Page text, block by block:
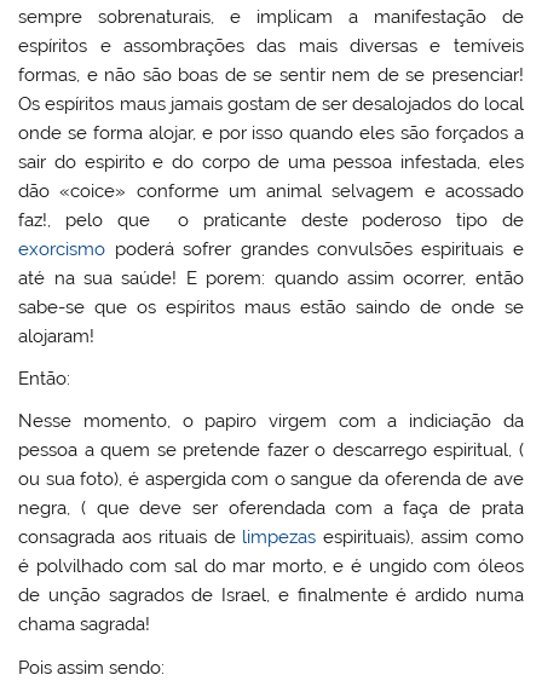
sempre sobrenaturais, e implicam a manifestação de
espíritos e assombrações das mais diversas e temíveis
formas, e não são boas de se sentir nem de se presenciar!
Os espíritos maus jamais gostam de ser desalojados do local
onde se forma alojar, e por isso quando eles são forçados a
sair do espirito e do corpo de uma pessoa infestada, eles
dão «coice» conforme um animal selvagem e acossado
faz!, pelo que o praticante deste poderoso tipo de
exorcismo poderá sofrer grandes convulsões espirituais e
até na sua saúde! E porem: quando assim ocorrer, então
sabe-se que os espíritos maus estão saindo de onde se
alojaram!
Então:
Nesse momento, o papiro virgem com a indiciação da
pessoa a quem se pretende fazer o descarrego espiritual, (
ou sua foto), é aspergida com o sangue da oferenda de ave
negra, ( que deve ser oferendada com a faça de prata
consagrada aos rituais de limpezas espirituais), assim como
é polvilhado com sal do mar morto, e é ungido com óleos
de unção sagrados de Israel, e finalmente é ardido numa
chama sagrada!
Pois assim sendo: